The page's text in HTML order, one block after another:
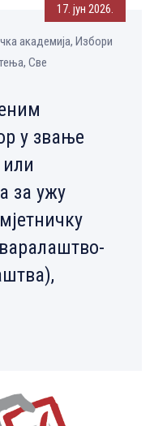
17. јун 2026.
aкадемија, Избори
Све
у звање
за ужу